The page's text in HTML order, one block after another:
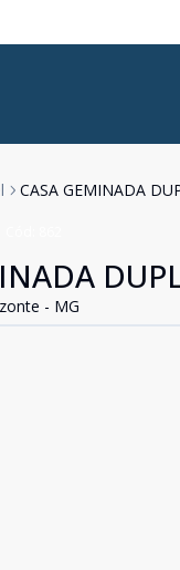
CASA GEMINADA
- MG